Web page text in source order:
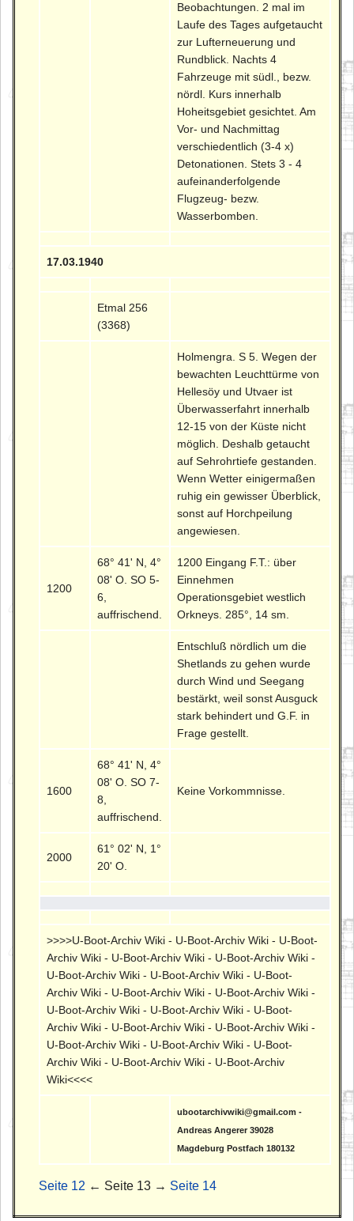
Beobachtungen. 2 mal im
Laufe des Tages aufgetaucht
zur Lufterneuerung und
Rundblick. Nachts 4
Fahrzeuge mit südl., bezw.
nördl. Kurs innerhalb
Hoheitsgebiet gesichtet. Am
Vor- und Nachmittag
verschiedentlich (3-4 x)
Detonationen. Stets 3 - 4
aufeinanderfolgende
Flugzeug- bezw.
Wasserbomben.
17.03.1940
Etmal 256
(3368)
Holmengra. S 5. Wegen der
bewachten Leuchttürme von
Hellesöy und Utvaer ist
Überwasserfahrt innerhalb
12-15 von der Küste nicht
möglich. Deshalb getaucht
auf Sehrohrtiefe gestanden.
Wenn Wetter einigermaßen
ruhig ein gewisser Überblick,
sonst auf Horchpeilung
angewiesen.
1200
68° 41' N, 4°
08' O. SO 5-
6,
auffrischend.
1200 Eingang F.T.: über
Einnehmen
Operationsgebiet westlich
Orkneys. 285°, 14 sm.
Entschluß nördlich um die
Shetlands zu gehen wurde
durch Wind und Seegang
bestärkt, weil sonst Ausguck
stark behindert und G.F. in
Frage gestellt.
1600
68° 41' N, 4°
08' O. SO 7-
8,
auffrischend.
Keine Vorkommnisse.
2000
61° 02' N, 1°
20' O.
>>>>U-Boot-Archiv Wiki - U-Boot-Archiv Wiki - U-Boot-
Archiv Wiki - U-Boot-Archiv Wiki - U-Boot-Archiv Wiki -
U-Boot-Archiv Wiki - U-Boot-Archiv Wiki - U-Boot-
Archiv Wiki - U-Boot-Archiv Wiki - U-Boot-Archiv Wiki -
U-Boot-Archiv Wiki - U-Boot-Archiv Wiki - U-Boot-
Archiv Wiki - U-Boot-Archiv Wiki - U-Boot-Archiv Wiki -
U-Boot-Archiv Wiki - U-Boot-Archiv Wiki - U-Boot-
Archiv Wiki - U-Boot-Archiv Wiki - U-Boot-Archiv
Wiki<<<<
ubootarchivwiki@gmail.com -
Andreas Angerer 39028
Magdeburg Postfach 180132
Seite 12 ← Seite 13 → Seite 14